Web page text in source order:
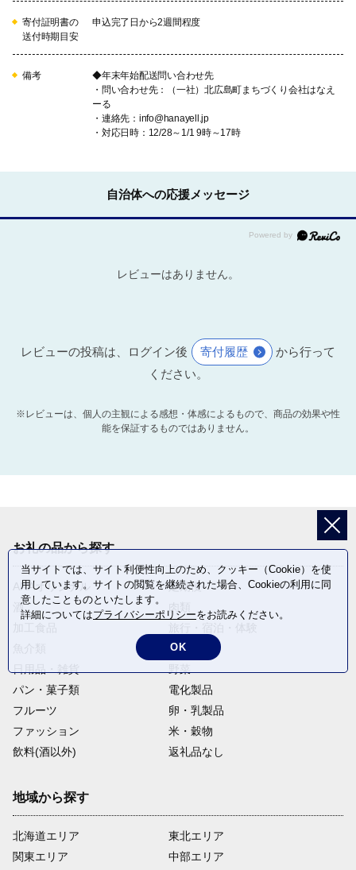
西洋蜜蜂による日本初の「赤そば
里」が観光地になる事で地域活性
化と持続可能な農業振興にも貢献
地域食材を使ったフードロスに挑
戦するパン屋を中心としたカフェ
事業を展開し、旧教室を改装し、
します。
寄付証明書の
送付時期目安
申込完了日から2週間程度
備考
◆年末年始配送問い合わせ先
・問い合わせ先：（一社）北広島町まちづくり会社はなえ
ーる
・連絡先：info@hanayell.jp
・対応日時：12/28～1/1 9時～17時
自治体への応援メッセージ
レビューはありません。
レビューの投稿は、ログイン後 寄付履歴
から行って
ください。
※レビューは、個人の主観による感想・体感によるもので、商品の効果や性
能を保証するものではありません。
お礼の品から探す
ANAオリジナル
定期便
酒
肉類
麺類
日用品・雑貨
野菜
パン・菓子類
電化製品
フルーツ
卵・乳製品
ファッション
米・穀物
飲料(酒以外)
返礼品なし
地域から探す
北海道エリア
関東エリア
東北エリア
中部エリア
当サイトでは、サイト利便性向上のため、クッキー（Cookie）を使
用しています。サイトの閲覧を継続された場合、Cookieの利用に同
意したことものといたします。
詳細についてはプライバシーポリシーをお読みください。
OK